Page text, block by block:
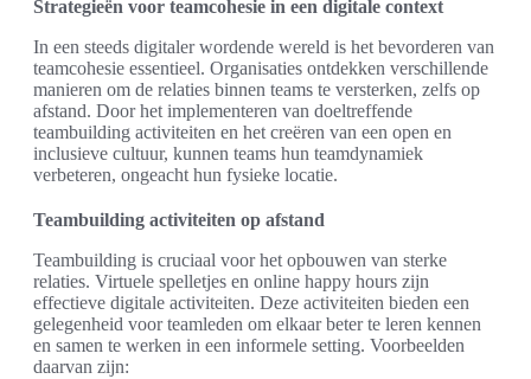
Strategieën voor teamcohesie in een digitale context
In een steeds digitaler wordende wereld is het bevorderen van
teamcohesie essentieel. Organisaties ontdekken verschillende
manieren om de relaties binnen teams te versterken, zelfs op
afstand. Door het implementeren van doeltreffende
teambuilding activiteiten en het creëren van een open en
inclusieve cultuur, kunnen teams hun teamdynamiek
verbeteren, ongeacht hun fysieke locatie.
Teambuilding activiteiten op afstand
Teambuilding is cruciaal voor het opbouwen van sterke
relaties. Virtuele spelletjes en online happy hours zijn
effectieve digitale activiteiten. Deze activiteiten bieden een
gelegenheid voor teamleden om elkaar beter te leren kennen
en samen te werken in een informele setting. Voorbeelden
daarvan zijn: